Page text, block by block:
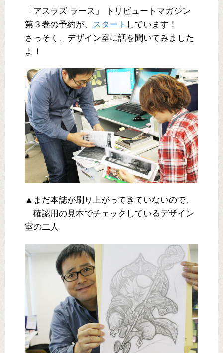
「アスラズ ラース」 トリビュートマガジン
第３巻の予約が、 スタート しています！
さっそく、デザイン室に話を聞いてみました
よ！
▲まだ本誌が刷り上がってきていないので、
確認用の見本でチェックしているデザイン
室の二人